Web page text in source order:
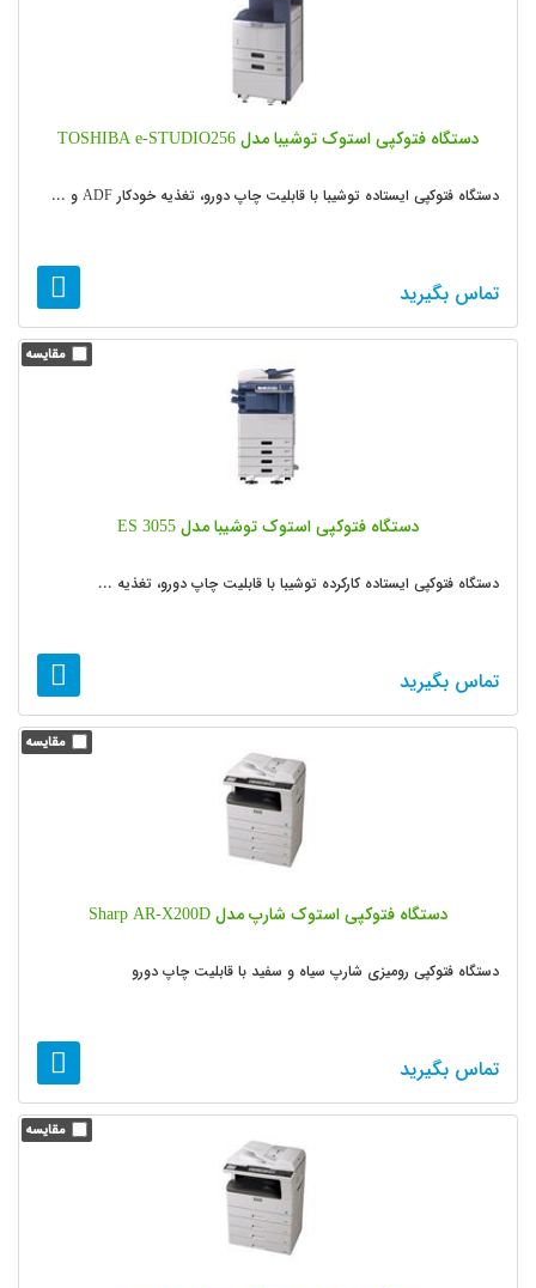
دستگاه فتوکپی استوک توشیبا مدل TOSHIBA e-STUDIO256
دستگاه فتوکپی ایستاده توشیبا با قابلیت چاپ دورو، تغذیه خودکار ADF و ...
تماس بگیرید
دستگاه فتوکپی استوک توشیبا مدل ES 3055
دستگاه فتوکپی ایستاده کارکرده توشیبا با قابلیت چاپ دورو، تغذیه ...
تماس بگیرید
دستگاه فتوکپی استوک شارپ مدل Sharp AR-X200D
دستگاه فتوکپی رومیزی شارپ سیاه و سفید با قابلیت چاپ دورو
تماس بگیرید